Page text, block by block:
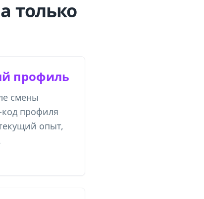
только
профиль
смены
профиля
опыт,